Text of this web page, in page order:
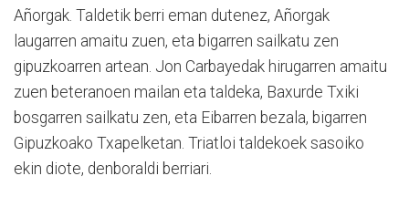
Añorgak. Taldetik berri eman dutenez, Añorgak
laugarren amaitu zuen, eta bigarren sailkatu zen
gipuzkoarren artean. Jon Carbayedak hirugarren amaitu
zuen beteranoen mailan eta taldeka, Baxurde Txiki
bosgarren sailkatu zen, eta Eibarren bezala, bigarren
Gipuzkoako Txapelketan. Triatloi taldekoek sasoiko
ekin diote, denboraldi berriari.